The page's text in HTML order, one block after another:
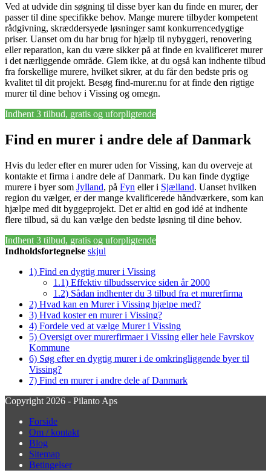
Ved at udvide din søgning til disse byer kan du finde en murer, der
passer til dine specifikke behov. Mange murere tilbyder kompetent
rådgivning, skræddersyede løsninger samt konkurrencedygtige
priser. Uanset om du har brug for hjælp til nybyggeri, renovering
eller reparation, kan du være sikker på at finde en kvalificeret murer
i det nærliggende område. Glem ikke, at du også kan indhente tilbud
fra forskellige murere, hvilket sikrer, at du får den bedste pris og
kvalitet til dit projekt. Besøg find-murer.nu for at finde den rigtige
murer til dine behov i Vissing og omegn.
Indhent 3 tilbud, gratis og uforpligtende
Find en murer i andre dele af Danmark
Hvis du leder efter en murer uden for Vissing, kan du overveje at
kontakte et firma i andre dele af Danmark. Du kan finde dygtige
murere i byer som Jylland, på Fyn eller i Sjælland. Uanset hvilken
region du vælger, er der mange kvalificerede håndværkere, som kan
hjælpe med dit byggeprojekt. Det er altid en god idé at indhente
flere tilbud, så du kan vælge den bedste løsning til dine behov.
Indhent 3 tilbud, gratis og uforpligtende
Indholdsfortegnelse skjul
1) Find en dygtig murer i Vissing
1.1) Effektiv tilbudsservice siden år 2000
1.2) Sådan indhenter du 3 tilbud fra et murerfirma
2) Hvad kan en Murer i Vissing hjælpe med?
3) Hvad koster en murer i Vissing?
4) Fordele ved at vælge Murer i Vissing
5) Oversigt over murerfirmaer i Vissing eller hele Favrskov
Kommune
6) Søg efter en dygtig murer i de omkringliggende byer til
Vissing?
7) Find en murer i andre dele af Danmark
Copyright 2026 - Pilanto Aps
Forside
Om / kontakt
Blog
Sitemap
Betingelser